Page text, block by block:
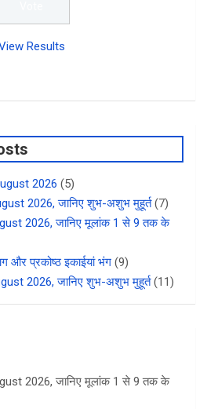
Results
2026 (5)
2026, जानिए शुभ-अशुभ मुहूर्त (7)
2026, जानिए मूलांक 1 से 9 तक के
और प्रकोष्ठ इकाईयां भंग (9)
2026, जानिए शुभ-अशुभ मुहूर्त (11)
2026, जानिए मूलांक 1 से 9 तक के